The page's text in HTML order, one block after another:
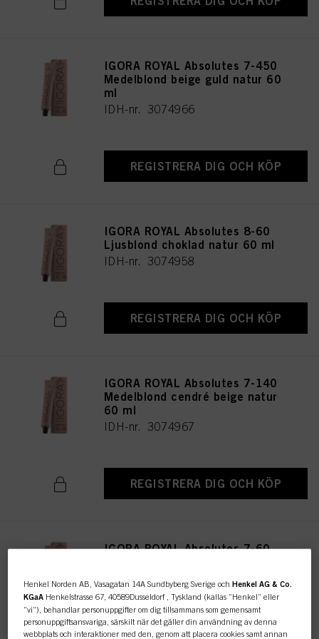
IGORA ROYAL Absolutes 7-450
Medelblond beige guld natur 60
ml
IDH-nr. 3074966
REGISTRERA DIG OCH KÖP
IGORA ROYAL Absolutes 8-60
Ljusblond choklad natur 60 ml
IDH-nr. 3074958
REGISTRERA DIG OCH KÖP
IGORA ROYAL Absolutes 7-140
Medelblond cendré beige natur
60 ml
IDH-nr. 3074967
REGISTRERA DIG OCH KÖP
IGORA ROYAL Absolutes 7-60
IDH-nr. 3074963
Henkel Norden AB, Vasagatan 14A Sundbyberg Sverige ochHenkel AG & Co.
KGaA Henkelstrasse 67, 40589Dusseldorf , Tyskland (kallas ”Henkel” eller
”vi”), behandlar personuppgifter om dig tillsammans som gemensamt
personuppgiftsansvariga, särskilt när det gäller din användning av denna
webbplats och interaktioner med den, genom att placera cookies samt annan